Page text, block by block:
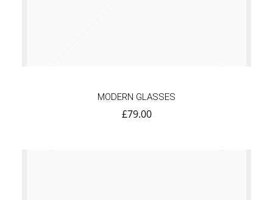
MODERN GLASSES
£79.00